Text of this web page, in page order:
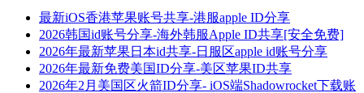
最新iOS香港苹果账号共享-港服apple ID分享
2026韩国id账号分享-海外韩服Apple ID共享[安全免费]
2026年最新苹果日本id共享-日服区apple id账号分享
2026年最新免费美国ID分享-美区苹果ID共享
2026年2月美国区火箭ID分享- iOS端Shadowrocket下载账